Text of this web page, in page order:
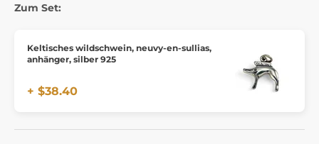
Zum Set:
Keltisches wildschwein, neuvy-en-sullias,
anhänger, silber 925
+ $38.40